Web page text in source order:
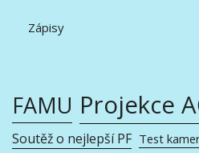
Zápisy
FAMU Projekce
Soutěž o nejlepší PF Test